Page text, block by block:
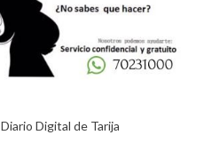
Diario Digital de Tarija